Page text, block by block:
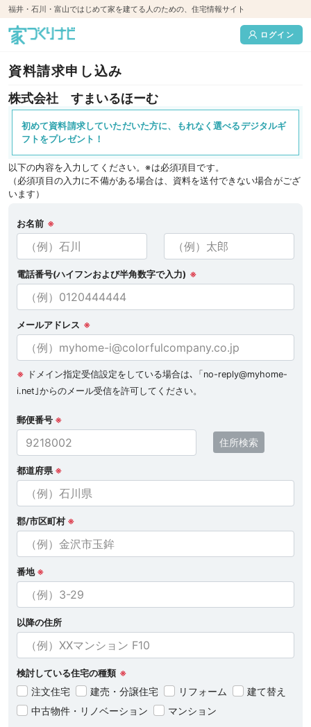
福井・石川・富山ではじめて家を建てる人のための、住宅情報サイト
ログイン
資料請求申し込み
株式会社 すまいるほーむ
初めて資料請求していただいた方に、もれなく選べるデジタルギ
フトをプレゼント！
以下の内容を入力してください。※は必須項目です。
（必須項目の入力に不備がある場合は、資料を送付できない場合がござ
います）
お名前 ※
電話番号(ハイフンおよび半角数字で入力) ※
メールアドレス ※
※ ドメイン指定受信設定をしている場合は､「no-reply@myhome-
i.net｣からのメール受信を許可してください。
郵便番号 ※
住所検索
都道府県 ※
郡/市区町村 ※
番地 ※
以降の住所
検討している住宅の種類 ※
注文住宅 建売・分譲住宅 リフォーム
建て替え
中古物件・リノベーション
マンション